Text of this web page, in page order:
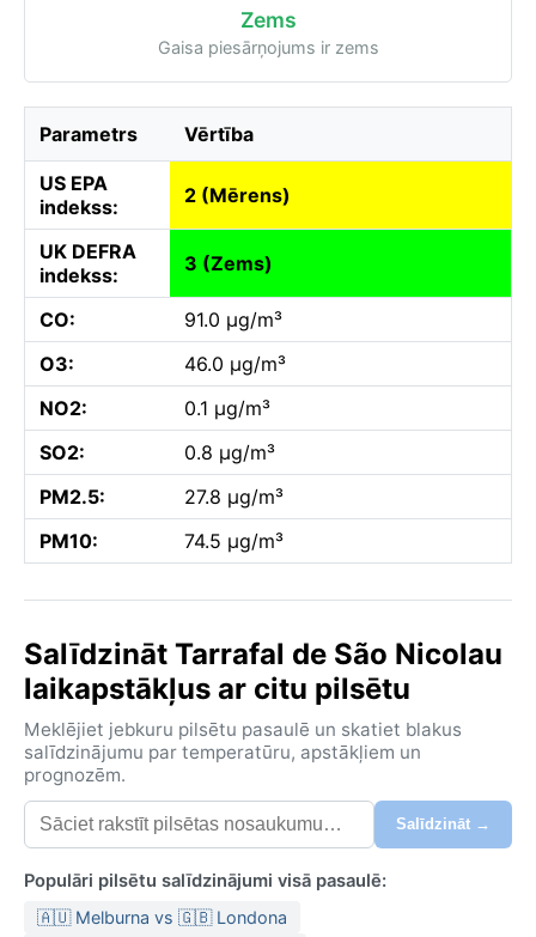
Zems
Gaisa piesārņojums ir zems
Parametrs Vērtība
US EPA
indekss:
2 (Mērens)
UK DEFRA
indekss:
3 (Zems)
CO:
91.0 µg/m³
O3:
46.0 µg/m³
NO2:
0.1 µg/m³
SO2:
0.8 µg/m³
PM2.5:
27.8 µg/m³
PM10:
74.5 µg/m³
Salīdzināt Tarrafal de São Nicolau
laikapstākļus ar citu pilsētu
Meklējiet jebkuru pilsētu pasaulē un skatiet blakus
salīdzinājumu par temperatūru, apstākļiem un
prognozēm.
Salīdzināt →
Populāri pilsētu salīdzinājumi visā pasaulē:
🇦🇺 Melburna vs 🇬🇧 Londona